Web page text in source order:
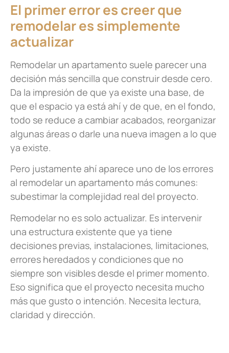
El primer error es creer que
remodelar es simplemente
actualizar
Remodelar un apartamento suele parecer una
decisión más sencilla que construir desde cero.
Da la impresión de que ya existe una base, de
que el espacio ya está ahí y de que, en el fondo,
todo se reduce a cambiar acabados, reorganizar
algunas áreas o darle una nueva imagen a lo que
ya existe.
Pero justamente ahí aparece uno de los errores
al remodelar un apartamento más comunes:
subestimar la complejidad real del proyecto.
Remodelar no es solo actualizar. Es intervenir
una estructura existente que ya tiene
decisiones previas, instalaciones, limitaciones,
errores heredados y condiciones que no
siempre son visibles desde el primer momento.
Eso significa que el proyecto necesita mucho
más que gusto o intención. Necesita lectura,
claridad y dirección.